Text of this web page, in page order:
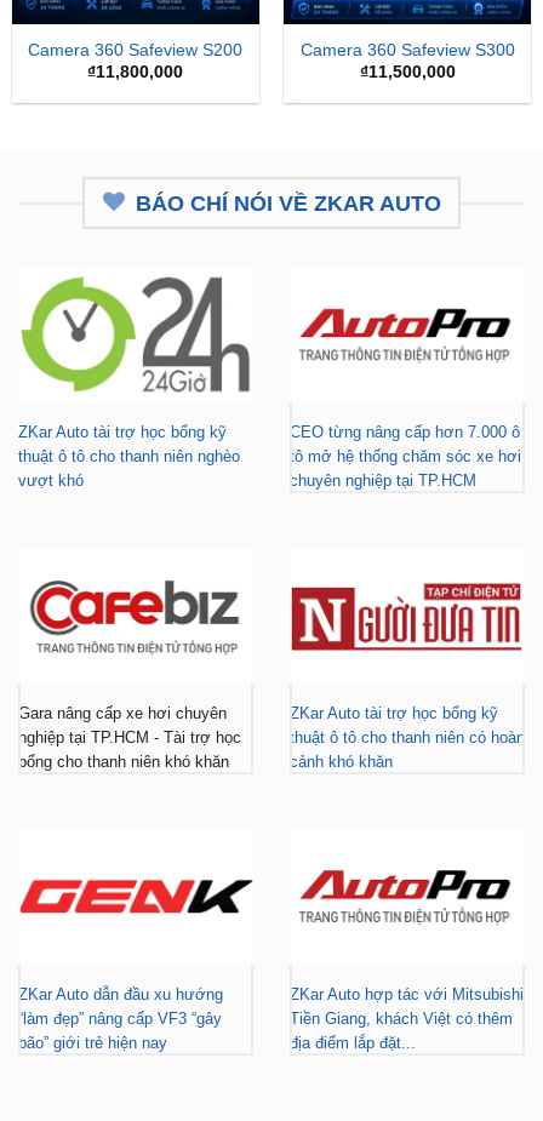
Camera 360 Safeview S200
₫11,800,000
Camera 360 Safeview S300
₫11,500,000
BÁO CHÍ NÓI VỀ ZKAR AUTO
ZKar Auto tài trợ học bổng kỹ
thuật ô tô cho thanh niên nghèo
vượt khó
CEO từng nâng cấp hơn 7.000 ô
tô mở hệ thống chăm sóc xe hơi
chuyên nghiệp tại TP.HCM
Gara nâng cấp xe hơi chuyên
nghiệp tại TP.HCM - Tài trợ học
bổng cho thanh niên khó khăn
ZKar Auto tài trợ học bổng kỹ
thuật ô tô cho thanh niên có hoàn
cảnh khó khăn
ZKar Auto dẫn đầu xu hướng
“làm đẹp” nâng cấp VF3 “gây
bão” giới trẻ hiện nay
ZKar Auto hợp tác với Mitsubishi
Tiền Giang, khách Việt có thêm
địa điểm lắp đặt...